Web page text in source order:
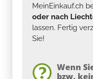
MeinEinkauf.ch
oder nach
lassen. Fertig
Sie!
Wenn
bzw.